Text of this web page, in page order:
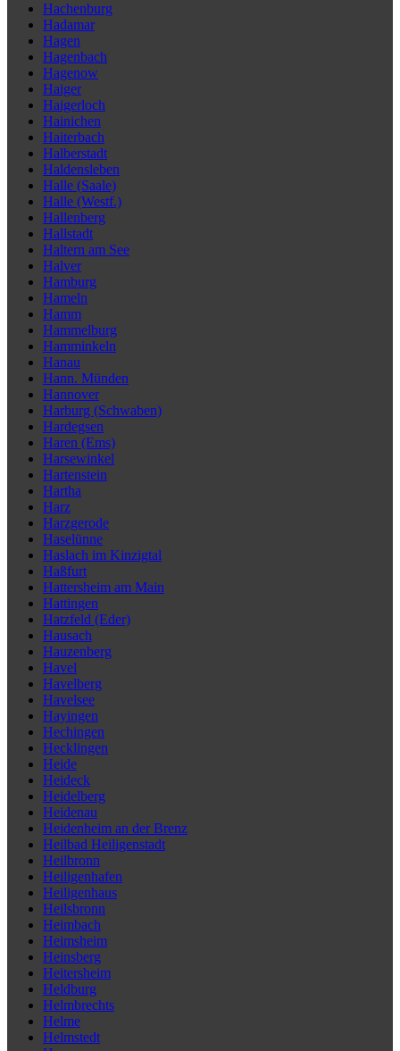
Hachenburg
Hadamar
Hagen
Hagenbach
Hagenow
Haiger
Haigerloch
Hainichen
Haiterbach
Halberstadt
Haldensleben
Halle (Saale)
Halle (Westf.)
Hallenberg
Hallstadt
Haltern am See
Halver
Hamburg
Hameln
Hamm
Hammelburg
Hamminkeln
Hanau
Hann. Münden
Hannover
Harburg (Schwaben)
Hardegsen
Haren (Ems)
Harsewinkel
Hartenstein
Hartha
Harz
Harzgerode
Haselünne
Haslach im Kinzigtal
Haßfurt
Hattersheim am Main
Hattingen
Hatzfeld (Eder)
Hausach
Hauzenberg
Havel
Havelberg
Havelsee
Hayingen
Hechingen
Hecklingen
Heide
Heideck
Heidelberg
Heidenau
Heidenheim an der Brenz
Heilbad Heiligenstadt
Heilbronn
Heiligenhafen
Heiligenhaus
Heilsbronn
Heimbach
Heimsheim
Heinsberg
Heitersheim
Heldburg
Helmbrechts
Helme
Helmstedt